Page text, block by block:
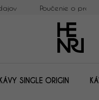
Poučenie o
SINGLE ORIGIN